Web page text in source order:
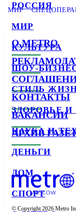
РОССИЯ
МИР
КУЛЬТУРА
ШОУ-
СТИЛЬ
ЗДОРОВЬЕ
НАУКА И
ДЕНЬГИ
ДОМ
СПОРТ
МИР
О METRO
КОНТАКТЫ
ВАКАНСИИ
АРХИВ
© Copyright 2026 Metro